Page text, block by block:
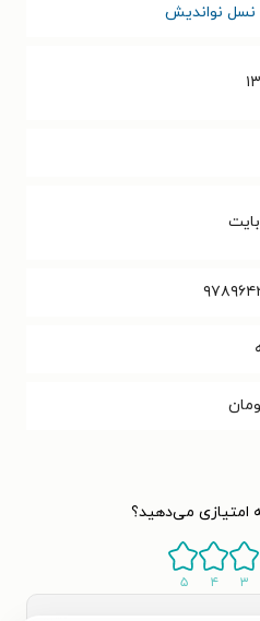
نسل نواندیش
امتیازی می‌دهید؟
۳ ۴ ۵